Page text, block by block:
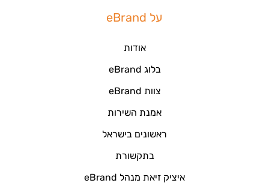
על eBrand
אודות
בלוג eBrand
צוות eBrand
אמנת השירות
ראשונים בישראל
בתקשורת
איציק זיאת מנהל eBrand